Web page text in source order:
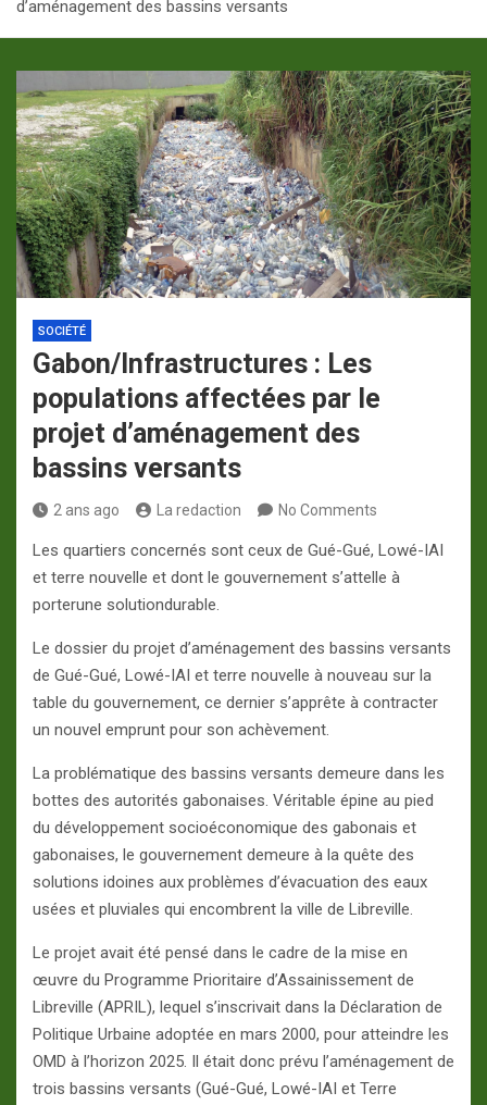
d’aménagement des bassins versants
SOCIÉTÉ
Gabon/Infrastructures : Les
populations affectées par le
projet d’aménagement des
bassins versants
2 ans ago La redaction No Comments
Les quartiers concernés sont ceux de Gué-Gué, Lowé-IAI
et terre nouvelle et dont le gouvernement s’attelle à
porterune solutiondurable.
Le dossier du projet d’aménagement des bassins versants
de Gué-Gué, Lowé-IAI et terre nouvelle à nouveau sur la
table du gouvernement, ce dernier s’apprête à contracter
un nouvel emprunt pour son achèvement.
La problématique des bassins versants demeure dans les
bottes des autorités gabonaises. Véritable épine au pied
du développement socioéconomique des gabonais et
gabonaises, le gouvernement demeure à la quête des
solutions idoines aux problèmes d’évacuation des eaux
usées et pluviales qui encombrent la ville de Libreville.
Le projet avait été pensé dans le cadre de la mise en
œuvre du Programme Prioritaire d’Assainissement de
Libreville (APRIL), lequel s’inscrivait dans la Déclaration de
Politique Urbaine adoptée en mars 2000, pour atteindre les
OMD à l’horizon 2025. Il était donc prévu l’aménagement de
trois bassins versants (Gué-Gué, Lowé-IAI et Terre
p